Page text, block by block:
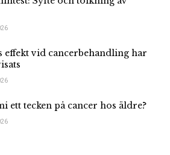
effekt vid cancerbehandling har
ett tecken på cancer hos äldre?